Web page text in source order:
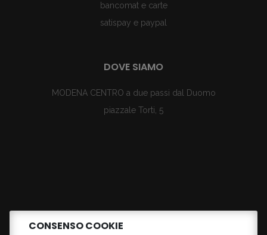
bancomat e carte
satispay e paypal
DOVE SIAMO
MODENA CENTRO a due passi dal Duomo
piazzale Torti, 5
CONSENSO COOKIE